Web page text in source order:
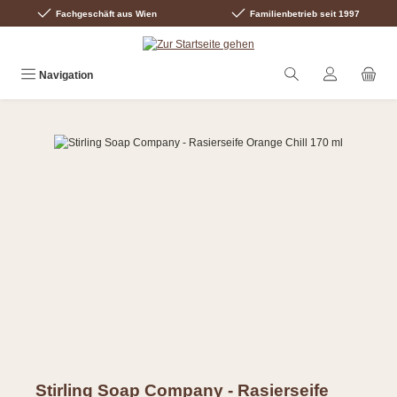
Zum Hauptinhalt springen
Fachgeschäft aus Wien Familienbetrieb seit 1997
Navigation
Bildergalerie überspringen
Stirling Soap Company - Rasierseife